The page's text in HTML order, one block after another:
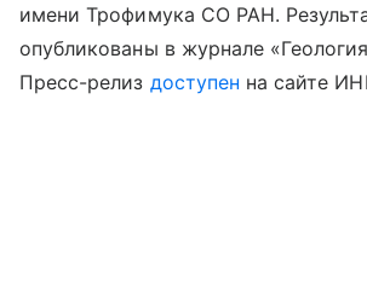
имени Трофимука СО РАН.
опубликованы в журнале
Пресс-релиз доступен на сайте